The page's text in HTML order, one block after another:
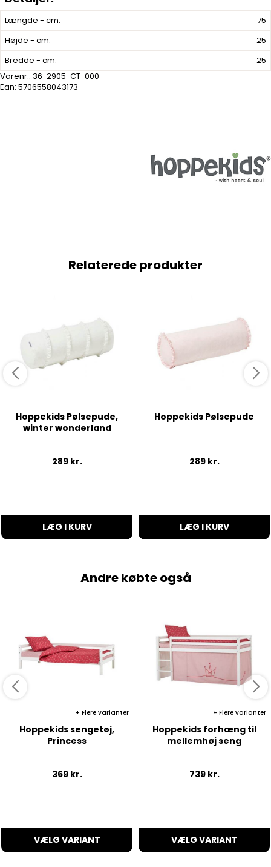
Længde - cm:
75
Højde - cm:
25
Bredde - cm:
25
Varenr.: 36-2905-CT-000
Ean: 5706558043173
Relaterede produkter
Hoppekids Pølsepude,
winter wonderland
289 kr.
LÆG I KURV
Hoppekids Pølsepude
289 kr.
LÆG I KURV
Andre købte også
Flere varianter
Hoppekids sengetøj,
Princess
369 kr.
VÆLG VARIANT
Flere varianter
Hoppekids forhæng til
mellemhøj seng
739 kr.
VÆLG VARIANT